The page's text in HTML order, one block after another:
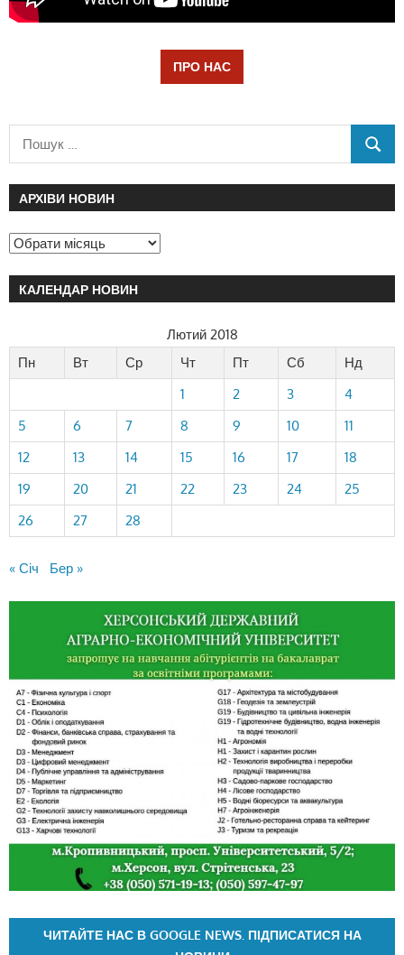
ПРО НАС
АРХІВИ НОВИН
КАЛЕНДАР НОВИН
Лютий 2018
Пн
Вт Ср Чт Пт Сб
Нд
1
2 3
4
5
6 7 8 9 10
11
12
13 14 15 16 17
18
19
20 21 22 23 24
25
26
27 28
« Січ Бер »
ЧИТАЙТЕ НАС В GOOGLE NEWS. ПІДПИСАТИСЯ НА